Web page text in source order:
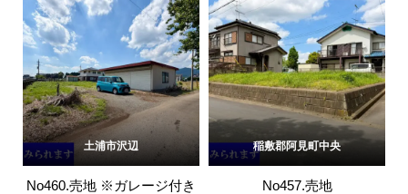
土浦市沢辺
No460.売地 ※ガレージ付き
稲敷郡阿見町中央
No457.売地